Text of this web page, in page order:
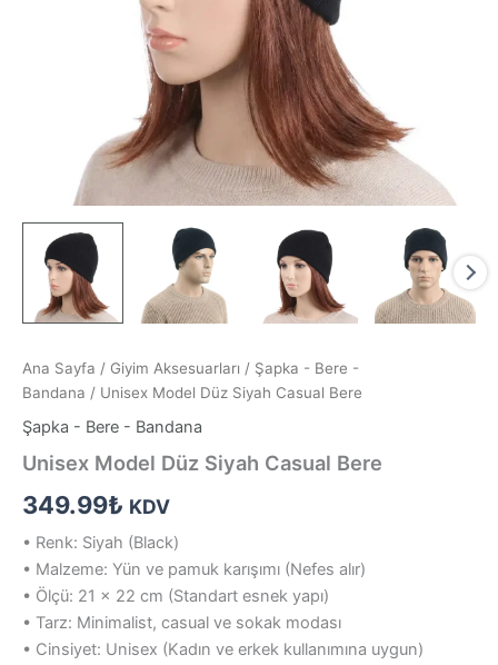
Ana Sayfa / Giyim Aksesuarları / Şapka - Bere -
Bandana / Unisex Model Düz Siyah Casual Bere
Şapka - Bere - Bandana
Unisex Model Düz Siyah Casual Bere
349.99₺ KDV
• Renk: Siyah (Black)
• Malzeme: Yün ve pamuk karışımı (Nefes alır)
• Ölçü: 21 x 22 cm (Standart esnek yapı)
• Tarz: Minimalist, casual ve sokak modası
• Cinsiyet: Unisex (Kadın ve erkek kullanımına uygun)